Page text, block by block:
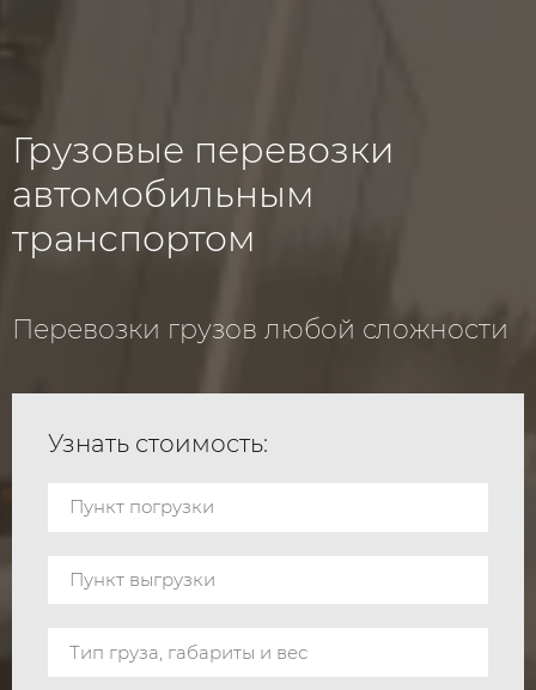
Грузовые перевозки
автомобильным
транспортом
Перевозки грузов любой сложности
Узнать стоимость: